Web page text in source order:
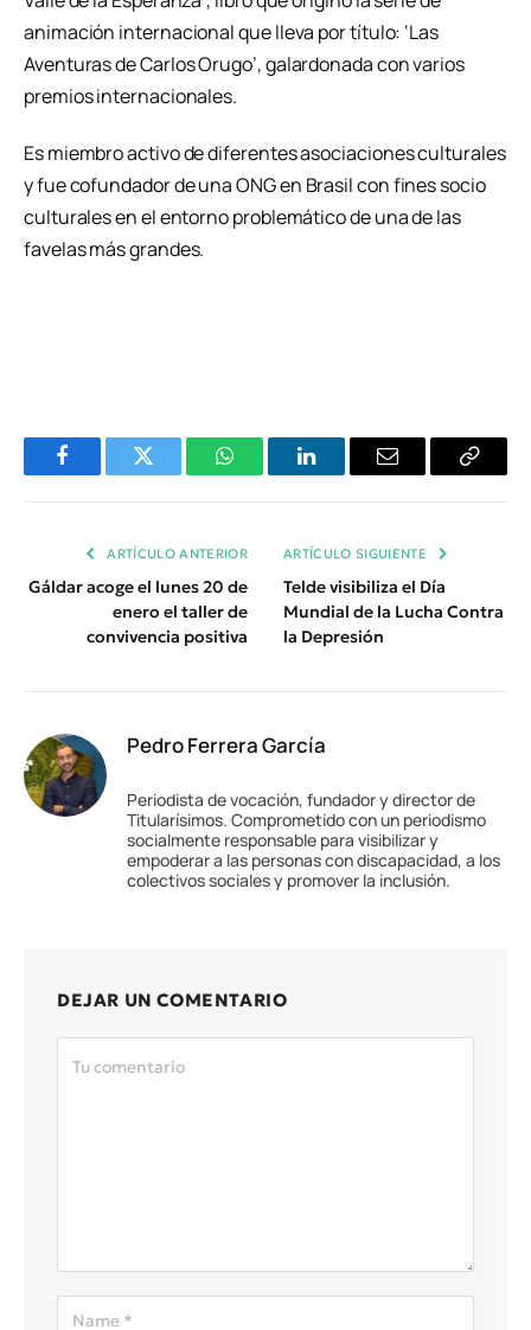
animación internacional que lleva por título: ‘Las
Aventuras de Carlos Orugo’, galardonada con varios
premios internacionales.
Es miembro activo de diferentes asociaciones culturales
y fue cofundador de una ONG en Brasil con fines socio
culturales en el entorno problemático de una de las
favelas más grandes.
FacebookTwitter WhatsAppLinkedInEmail
Copiar
ARTÍCULO ANTERIOR
Gáldar acoge el lunes 20 de
enero el taller de
convivencia positiva
ARTÍCULO SIGUIENTE
Telde visibiliza el Día
Mundial de la Lucha Contra
la Depresión
Pedro Ferrera García
Periodista de vocación, fundador y director de
Titularísimos. Comprometido con un periodismo
socialmente responsable para visibilizar y
empoderar a las personas con discapacidad, a los
colectivos sociales y promover la inclusión.
DEJAR UN COMENTARIO